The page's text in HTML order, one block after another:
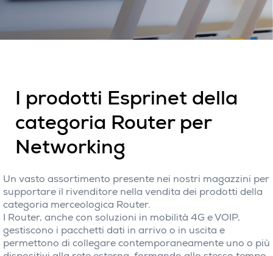
I prodotti Esprinet della
categoria Router per
Networking
Un vasto assortimento presente nei nostri magazzini per
supportare il rivenditore nella vendita dei prodotti della
categoria merceologica Router.
I Router, anche con soluzioni in mobilità 4G e VOIP,
gestiscono i pacchetti dati in arrivo o in uscita e
permettono di collegare contemporaneamente uno o più